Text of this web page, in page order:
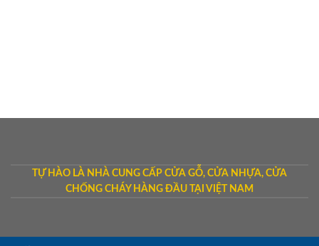
TỰ HÀO LÀ NHÀ CUNG CẤP CỬA GỖ, CỬA NHỰA, CỬA
CHỐNG CHÁY HÀNG ĐẦU TẠI VIỆT NAM